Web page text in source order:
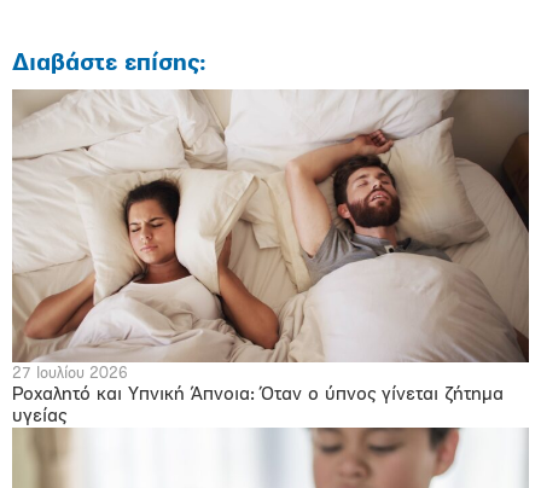
Διαβάστε επίσης:
27 Ιουλίου 2026
Ροχαλητό και Υπνική Άπνοια: Όταν ο ύπνος γίνεται ζήτημα
υγείας